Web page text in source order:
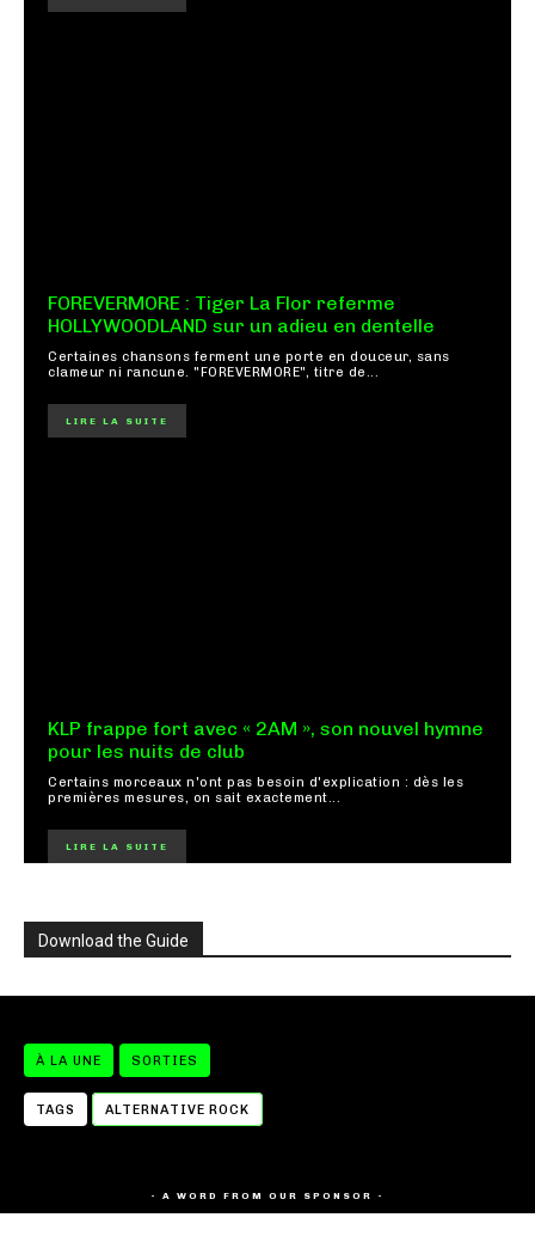
FOREVERMORE : Tiger La Flor referme
HOLLYWOODLAND sur un adieu en dentelle
Certaines chansons ferment une porte en douceur, sans
clameur ni rancune. "FOREVERMORE", titre de...
LIRE LA SUITE
KLP frappe fort avec « 2AM », son nouvel hymne
pour les nuits de club
Certains morceaux n'ont pas besoin d'explication : dès les
premières mesures, on sait exactement...
LIRE LA SUITE
Download the Guide
À LA UNE SORTIES
TAGS ALTERNATIVE ROCK
- A WORD FROM OUR SPONSOR -